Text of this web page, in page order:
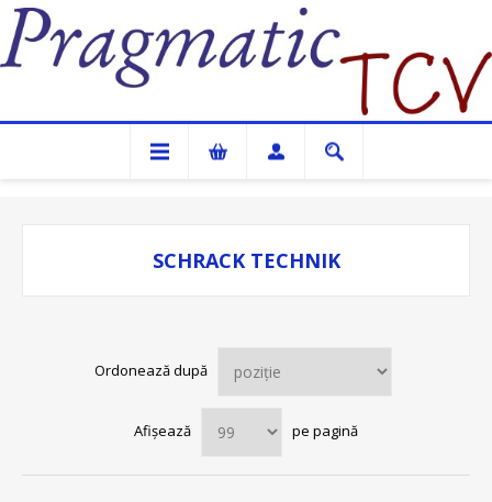
Pragmatic TCV
SCHRACK TECHNIK
Ordonează după
Afișează pe pagină